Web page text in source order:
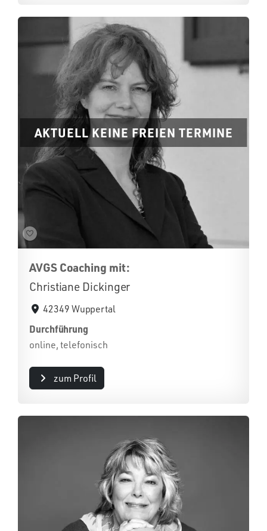
AKTUELL KEINE FREIEN TERMINE
AVGS Coaching mit:
Christiane Dickinger
42349 Wuppertal
Durchführung
online, telefonisch
zum Profil